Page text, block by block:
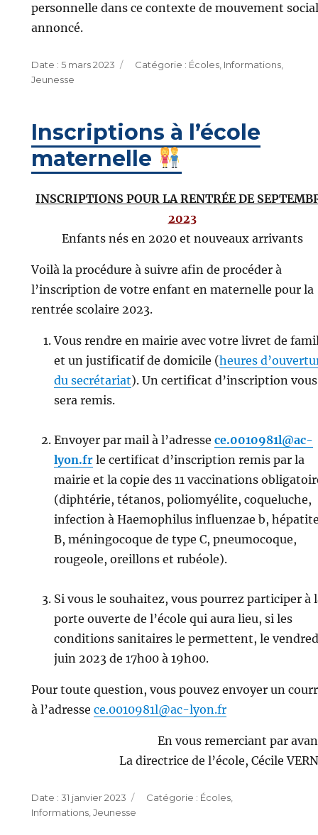
personnelle dans ce contexte de mouvement social
annoncé.
Publié
le
5 mars 2023 Catégories
Écoles, Informations,
Jeunesse
Inscriptions à l’école
maternelle
INSCRIPTIONS POUR LA RENTRÉE DE
2023
Enfants nés en 2020 et nouveaux arrivants
Voilà la procédure à suivre afin de procéder à
l’inscription de votre enfant en maternelle pour la
rentrée scolaire 2023.
Vous rendre en mairie avec votre livret de
et un justificatif de domicile (heures
du secrétariat). Un certificat d’inscription vous
sera remis.
Envoyer par mail à l’adresse ce.0010981l@ac-
lyon.frle certificat d’inscription remis par la
mairie et la copie des 11 vaccinations
(diphtérie, tétanos, poliomyélite, coqueluche,
infection à Haemophilus influenzae b,
B, méningocoque de type C, pneumocoque,
rougeole, oreillons et rubéole).
Si vous le souhaitez, vous pourrez participer à
porte ouverte de l’école qui aura lieu, si les
conditions sanitaires le permettent, le
juin 2023 de 17h00 à 19h00.
Pour toute question, vous pouvez envoyer un
à l’adresse ce.0010981l@ac-lyon.fr
En vous remerciant par
La directrice de l’école, Cécile
Publié
le
31 janvier 2023 Catégories
Écoles,
Informations, Jeunesse